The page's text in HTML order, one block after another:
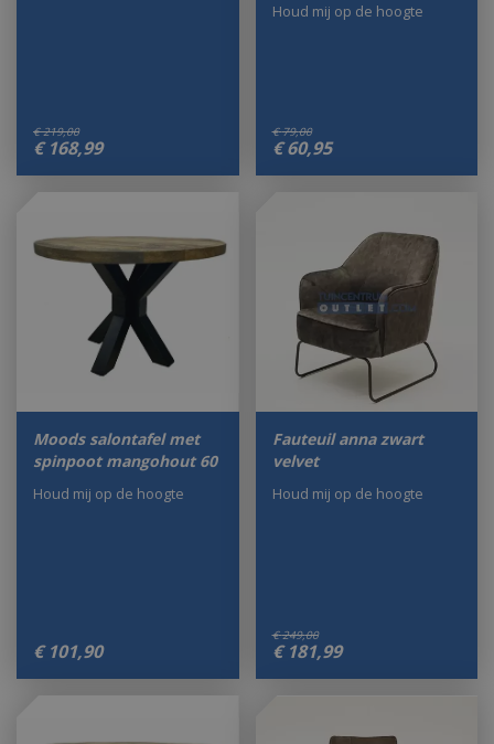
€ 219,00
€ 168,99
€ 79,00
€ 60,95
Houd mij op de hoogte
Moods salontafel met
spinpoot mangohout 60
€ 101,90
Houd mij op de hoogte
Fauteuil anna zwart
velvet
€ 249,00
€ 181,99
Houd mij op de hoogte